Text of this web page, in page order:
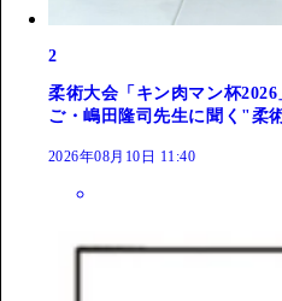
2
柔術大会「キン肉マン杯
ご・嶋田隆司先生に聞く"柔
2026年08月10日 11:40